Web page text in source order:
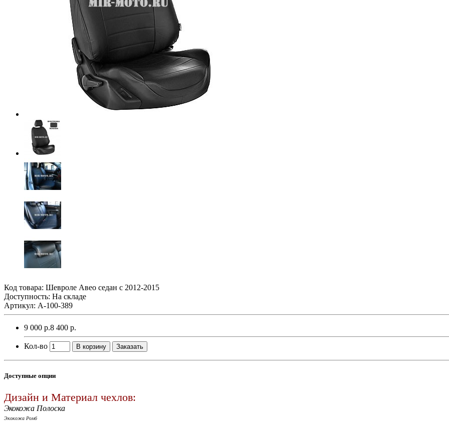
Код товара: Шевроле Авео седан с 2012-2015
Доступность: На складе
Артикул: A-100-389
9 000 р.8 400 р.
Кол-во В корзину Заказать
Доступные опции
Дизайн и Материал чехлов:
Экокожа Полоска
Экокожа Ромб